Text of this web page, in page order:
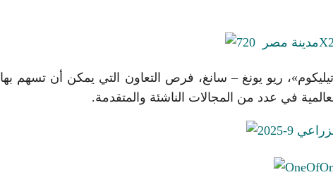
ريو يونغ – سانغ، فرص التعاون التي يمكن أن تسهم بها
في عدد من المجالات الناشئة والمتقدمة.